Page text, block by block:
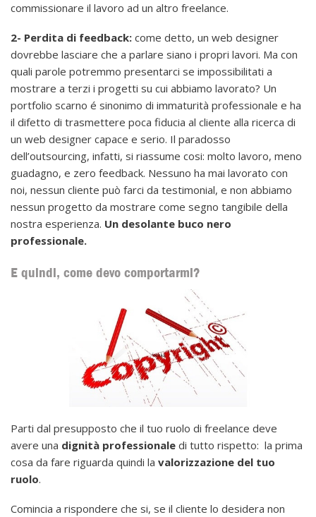
commissionare il lavoro ad un altro freelance.
2- Perdita di feedback: come detto, un web designer
dovrebbe lasciare che a parlare siano i propri lavori. Ma con
quali parole potremmo presentarci se impossibilitati a
mostrare a terzi i progetti su cui abbiamo lavorato? Un
portfolio scarno é sinonimo di immaturità professionale e ha
il difetto di trasmettere poca fiducia al cliente alla ricerca di
un web designer capace e serio. Il paradosso
dell’outsourcing, infatti, si riassume cosi: molto lavoro, meno
guadagno, e zero feedback. Nessuno ha mai lavorato con
noi, nessun cliente può farci da testimonial, e non abbiamo
nessun progetto da mostrare come segno tangibile della
nostra esperienza. Un desolante buco nero
professionale.
E quindi, come devo comportarmi?
Parti dal presupposto che il tuo ruolo di freelance deve
avere una dignità professionale di tutto rispetto: la prima
cosa da fare riguarda quindi la valorizzazione del tuo
ruolo.
Comincia a rispondere che si, se il cliente lo desidera non